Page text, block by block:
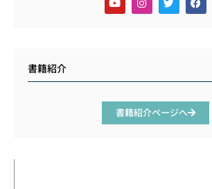
書籍紹介
書籍紹介ページへ